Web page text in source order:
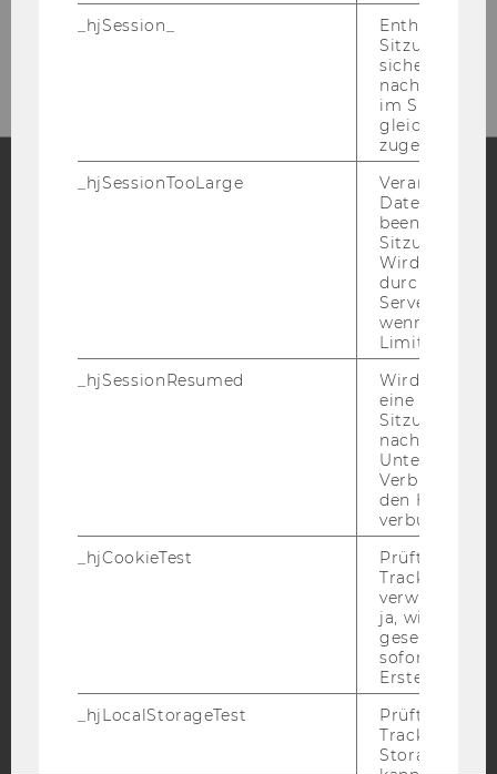
NEWS­LET­TER
Blog
Bluesky
BARRIEREFREIHEITSERKLÄRUNG WEBSEITE
DATENSCHUTZERKLÄRUNG SOCIAL MEDIA
STUDIENBEWERBER*INNEN UND STUDIERENDE
Barrierefreiheitserklärung
Webseite
_hjSession_
Enthält die
sicher, dass
im
gleichen
zugeordnet
_hjSessionTooLarge
Veranlasst
beenden,
Sitzung zu
Wird
durch ein
Servers
wenn die
Limit
_hjSessionResumed
Wird gesetzt,
eine
Sitzung/
nach einer
Verbindung
den Hotjar-
verbunden
_hjCookieTest
Prüft, ob der
Tracking
verwenden
ja, wird ein
gesetzt. Wird
sofort nach
Erstellung
_hjLocalStorageTest
Prüft, ob der
Tracking
Storage